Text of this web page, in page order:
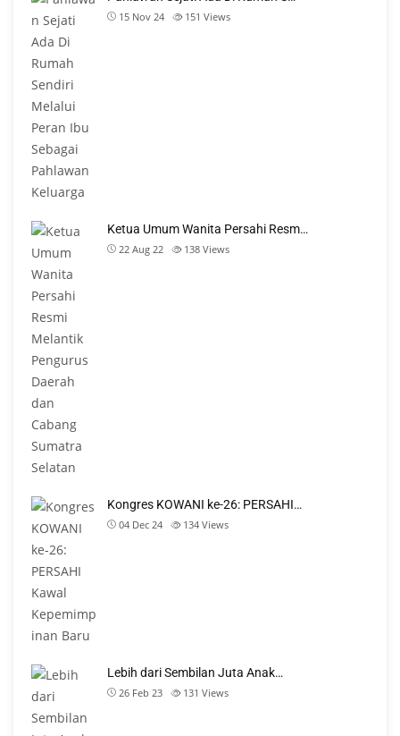
15 Nov 24 151 Views
Ketua Umum Wanita Persahi Resm…
22 Aug 22 138 Views
Kongres KOWANI ke-26: PERSAHI…
04 Dec 24 134 Views
Lebih dari Sembilan Juta Anak…
26 Feb 23 131 Views